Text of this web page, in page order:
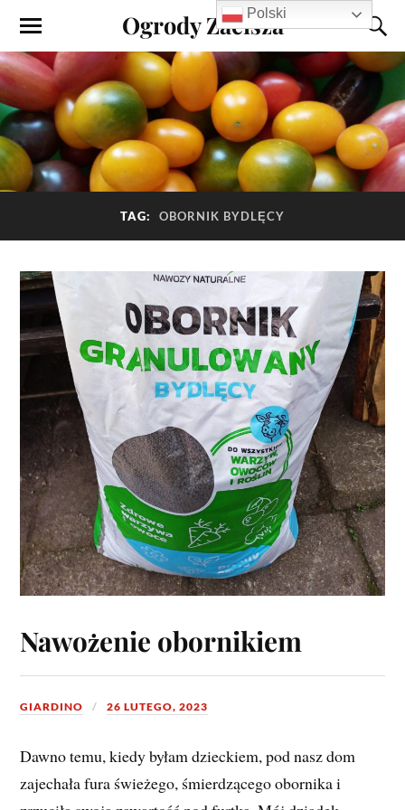
Ogrody Zacisza
TAG: OBORNIK BYDLĘCY
Nawożenie obornikiem
GIARDINO 26 LUTEGO, 2023
Dawno temu, kiedy byłam dzieckiem, pod nasz dom
zajechała fura świeżego, śmierdzącego obornika i
Polski